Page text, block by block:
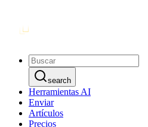
search
Herramientas AI
Enviar
Artículos
Precios